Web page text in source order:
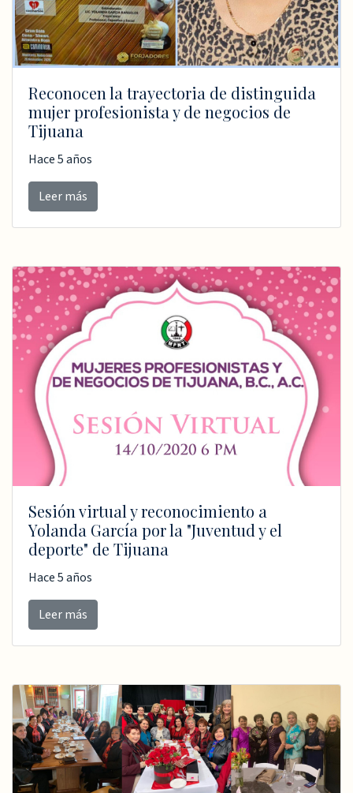
Reconocen la trayectoria de distinguida
mujer profesionista y de negocios de
Tijuana
Hace 5 años
Leer más
Sesión virtual y reconocimiento a
Yolanda García por la "Juventud y el
deporte" de Tijuana
Hace 5 años
Leer más